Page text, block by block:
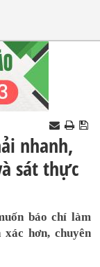
nhanh,
sát thực
báo chí làm
hơn, chuyên